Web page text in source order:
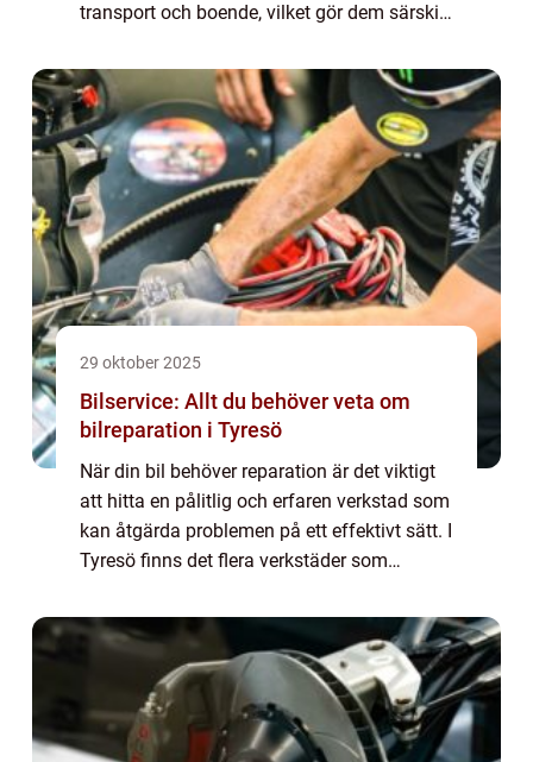
transport och boende, vilket gör dem särskilt
29 oktober 2025
Bilservice: Allt du behöver veta om
bilreparation i Tyresö
När din bil behöver reparation är det viktigt
att hitta en pålitlig och erfaren verkstad som
kan åtgärda problemen på ett effektivt sätt. I
Tyresö finns det flera verkstäder som